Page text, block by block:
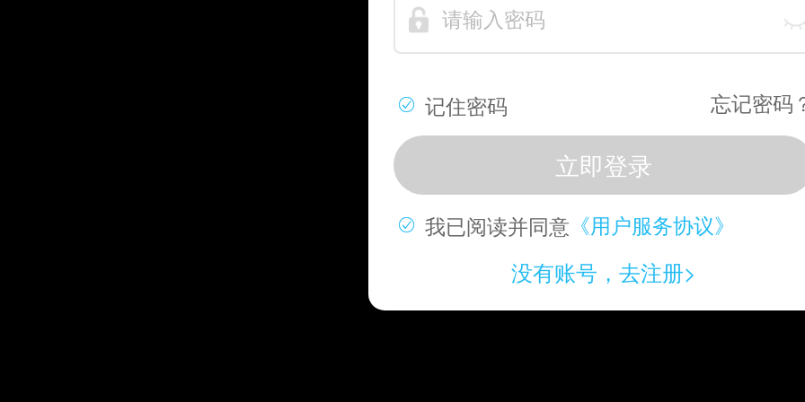
记住密码 忘记密码
我已阅读并同意 《用户服务协议》
没有账号，去注册>